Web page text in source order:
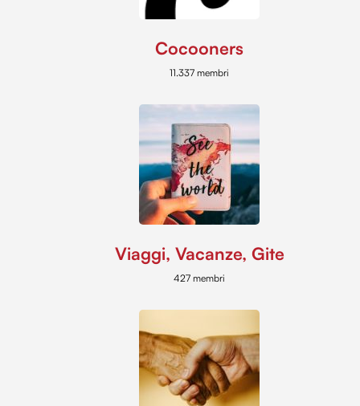
Cocooners
11.337 membri
Viaggi, Vacanze, Gite
427 membri